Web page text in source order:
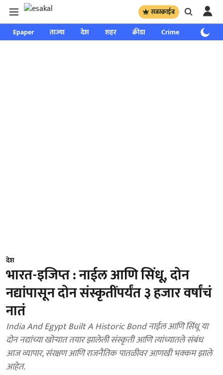
सबस्क्राईब
Epaper ताज्या देश शहर क्रीडा Crime साप्ताहिक
देश
भारत-इजिप्त : नाईल आणि सिंधू, दोन
नद्यांपासून दोन संस्कृतींपर्यंत ३ हजार वर्षांचं
नातं
India And Egypt Built A Historic Bond नाईल आणि सिंधू या
दोन नद्यांच्या खोऱ्यात तयार झालेली संस्कृती आणि त्यांच्यातले संबंध
आज व्यापार, संरक्षण आणि राजनैतिक पातळीवर आणखी भक्कम झाले
आहेत.